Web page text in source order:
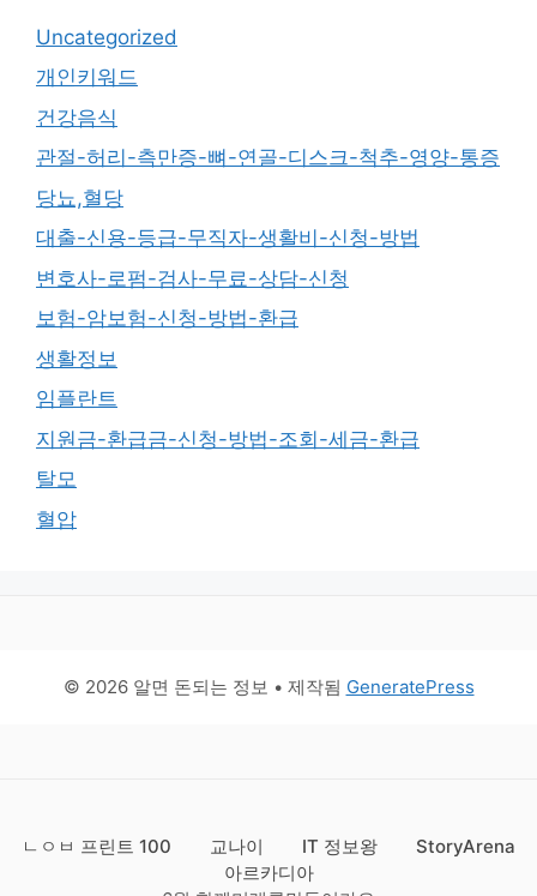
Uncategorized
개인키워드
건강음식
관절-허리-측만증-뼈-연골-디스크-척추-영양-통증
당뇨,혈당
대출-신용-등급-무직자-생활비-신청-방법
변호사-로펌-검사-무료-상담-신청
보험-암보험-신청-방법-환급
생활정보
임플란트
지원금-환급금-신청-방법-조회-세금-환급
탈모
혈압
© 2026 알면 돈되는 정보 • 제작됨 GeneratePress
ㄴㅇㅂ 프린트 100 교나이 IT 정보왕
StoryArena
아르카디아